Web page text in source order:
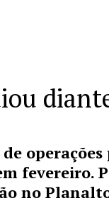
operações
fevereiro.
no